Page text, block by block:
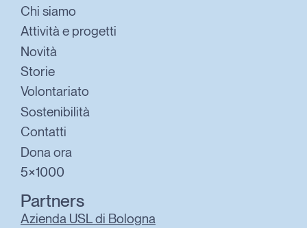
Chi siamo
Attività e progetti
Novità
Storie
Volontariato
Sostenibilità
Contatti
Dona ora
5×1000
Partners
Azienda USL di Bologna